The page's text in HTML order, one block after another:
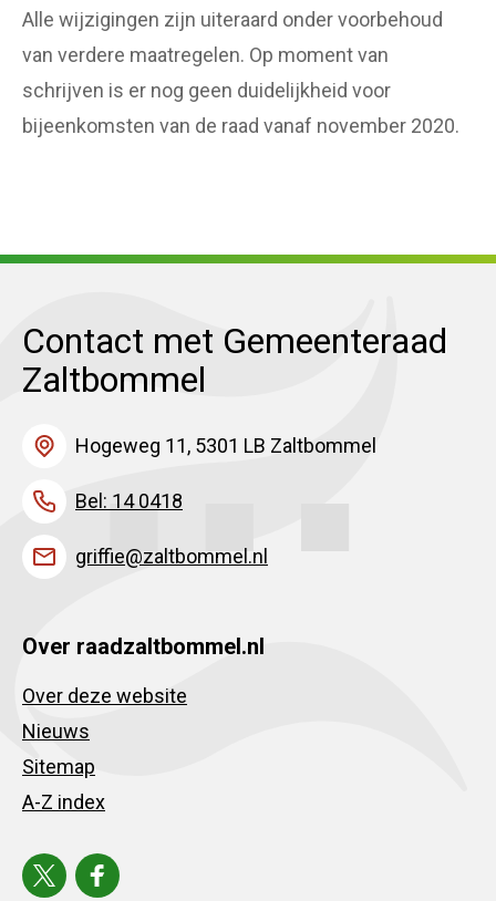
Alle wijzigingen zijn uiteraard onder voorbehoud
van verdere maatregelen. Op moment van
schrijven is er nog geen duidelijkheid voor
bijeenkomsten van de raad vanaf november 2020.
Contact met Gemeenteraad
Zaltbommel
Hogeweg 11, 5301 LB Zaltbommel
Bel: 14 0418
griffie@zaltbommel.nl
Over raadzaltbommel.nl
Over deze website
Nieuws
Sitemap
A-Z index